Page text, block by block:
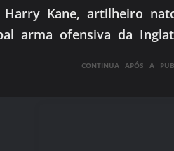
Harry Kane, artilheiro
arma ofensiva da
CONTINUA APÓS A